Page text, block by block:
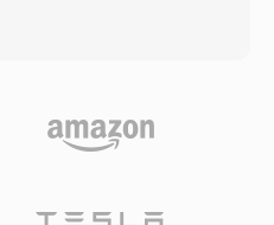
以及来自蓝光光盘的位
签元数据，使其成为功能